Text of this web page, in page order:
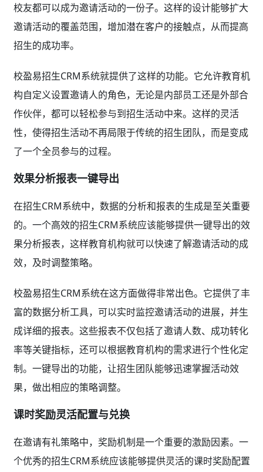
校友都可以成为邀请活动的一份子。这样的设计能够扩大
邀请活动的覆盖范围，增加潜在客户的接触点，从而提高
招生的成功率。
校盈易招生CRM系统就提供了这样的功能。它允许教育机
构自定义设置邀请人的角色，无论是内部员工还是外部合
作伙伴，都可以轻松参与到招生活动中来。这样的灵活
性，使得招生活动不再局限于传统的招生团队，而是变成
了一个全员参与的过程。
效果分析报表一键导出
在招生CRM系统中，数据的分析和报表的生成是至关重要
的。一个高效的招生CRM系统应该能够提供一键导出的效
果分析报表，这样教育机构就可以快速了解邀请活动的成
效，及时调整策略。
校盈易招生CRM系统在这方面做得非常出色。它提供了丰
富的数据分析工具，可以实时监控邀请活动的进展，并生
成详细的报表。这些报表不仅包括了邀请人数、成功转化
率等关键指标，还可以根据教育机构的需求进行个性化定
制。一键导出的功能，让招生团队能够迅速掌握活动效
果，做出相应的策略调整。
课时奖励灵活配置与兑换
在邀请有礼策略中，奖励机制是一个重要的激励因素。一
个优秀的招生CRM系统应该能够提供灵活的课时奖励配置